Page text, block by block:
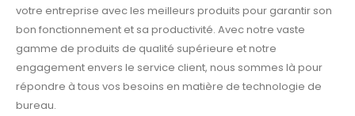
votre entreprise avec les meilleurs produits pour garantir son
bon fonctionnement et sa productivité. Avec notre vaste
gamme de produits de qualité supérieure et notre
engagement envers le service client, nous sommes là pour
répondre à tous vos besoins en matière de technologie de
bureau.